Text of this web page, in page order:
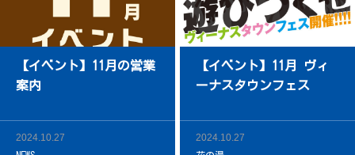
【イベント】11月の営業
案内
2024.10.27
【イベント】11月 ヴィ
ーナスタウンフェス
2024.10.27